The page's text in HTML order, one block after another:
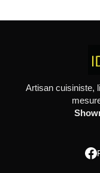
Artisan cuisiniste,